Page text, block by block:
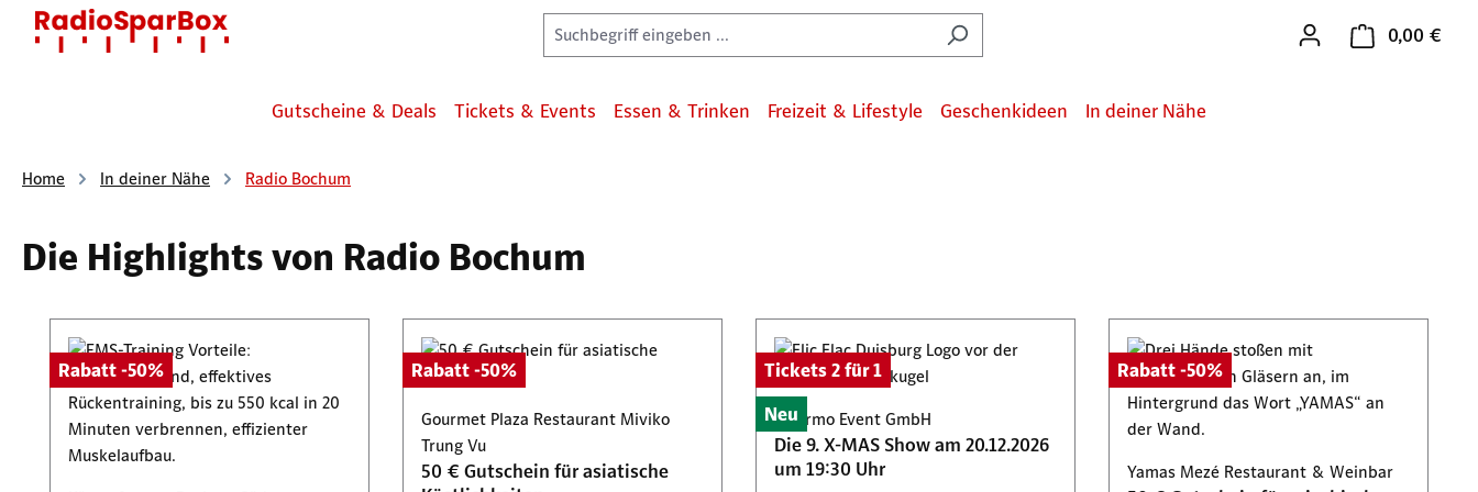
Hauptinhalt springen
Zur Suche springen
Zur Hauptnavigation springen 0,00 €
Gutscheine & Deals Tickets & Events Essen & Trinken Freizeit & Lifestyle Geschenkideen In deiner Nähe
Home In deiner Nähe Radio Bochum
Die Highlights von Radio Bochum
Rabatt -50% Rabatt -50%
Gourmet Plaza Restaurant Miviko
Trung Vu
50 € Gutschein für asiatische
Tickets 2 für 1
Neu
Palermo Event GmbH
Die 9. X-MAS Show am 20.12.2026
um 19:30 Uhr
Rabatt -50%
Yamas Mezé Restaurant & Weinbar